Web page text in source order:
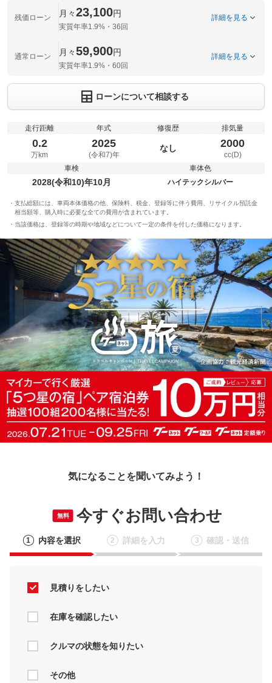
残価ローン 月々23,100円
実質年率1.9%・36回
詳細を見る
通常ローン 月々59,900円
実質年率1.9%・60回
詳細を見る
ローンについて相談する
走行距離
0.2
万km
年式
2025
(令和7)年
修復歴
なし
排気量
2000
cc(D)
車検
2028(令和10)年10月
車体色
ハイテックシルバー
支払総額には、車両本体価格の他、保険料、税金、登録等に伴う費用、リサイクル預託金
相当額等、購入時に必要な全ての費用が含まれています。
当該価格は、登録等の時期や地域などについて一定の条件を付した価格になります。
気になることを聞いてみよう！
無料 今すぐお問い合わせ
1 内容を選択 2 詳細を入力 3 確認・送信
見積りをしたい
在庫を確認したい
クルマの状態を知りたい
その他